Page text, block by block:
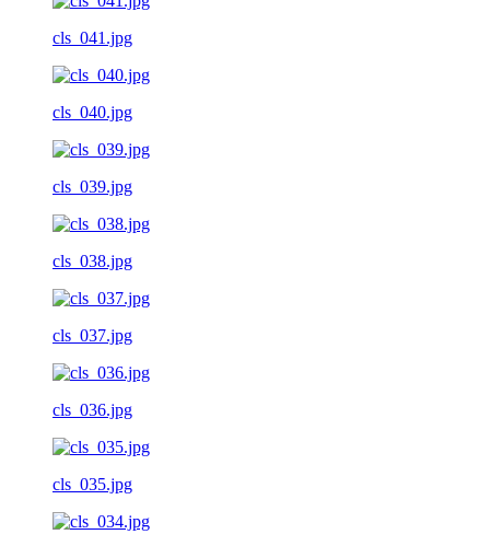
cls_041.jpg
cls_040.jpg
cls_039.jpg
cls_038.jpg
cls_037.jpg
cls_036.jpg
cls_035.jpg